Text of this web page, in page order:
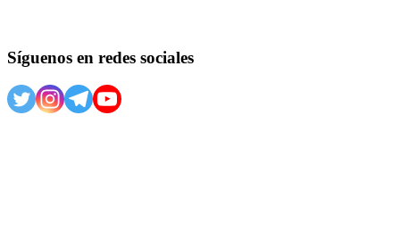
Síguenos en redes sociales